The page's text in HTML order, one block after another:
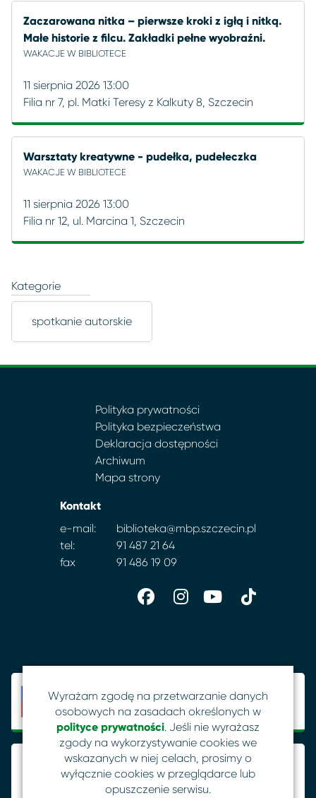
Zaczarowana nitka – pierwsze kroki z igłą i nitką.
Małe historie z filcu. Zakładki pełne wyobraźni.
WAKACJE W BIBLIOTECE
11 sierpnia 2026 13:00
Filia nr 7, pl. Matki Teresy z Kalkuty 8, Szczecin
Warsztaty kreatywne - pudełka, pudełeczka
WAKACJE W BIBLIOTECE
11 sierpnia 2026 13:00
Filia nr 12, ul. Marcina 1, Szczecin
Kategorie
spotkanie autorskie
Polityka prywatności
Polityka bezpieczeństwa
Deklaracja dostępności
Archiwum
Mapa strony
Kontakt
e-mail:
biblioteka@mbp.szczecin.pl
tel:
91 487 21 64
fax
91 486 19 09
Wyrażam zgodę na przetwarzanie danych
osobowych na zasadach określonych w
polityce prywatności. Jeśli nie wyrażasz
zgody na wykorzystywanie cookies we
wskazanych w niej celach, prosimy o
wyłącznie cookies w przeglądarce lub
opuszczenie serwisu.